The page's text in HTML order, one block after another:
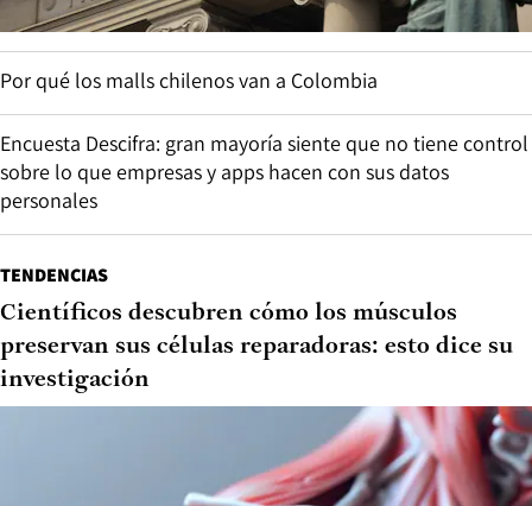
Por qué los malls chilenos van a Colombia
Encuesta Descifra: gran mayoría siente que no tiene control
sobre lo que empresas y apps hacen con sus datos
personales
TENDENCIAS
Científicos descubren cómo los músculos
preservan sus células reparadoras: esto dice su
investigación